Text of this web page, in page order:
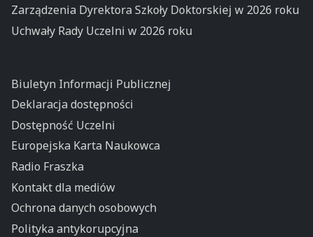
Zarządzenia Dyrektora Szkoły Doktorskiej w 2026 roku
Uchwały Rady Uczelni w 2026 roku
Biuletyn Informacji Publicznej
Deklaracja dostępności
Dostępność Uczelni
Europejska Karta Naukowca
Radio Fraszka
Kontakt dla mediów
Ochrona danych osobowych
Polityka antykorupcyjna